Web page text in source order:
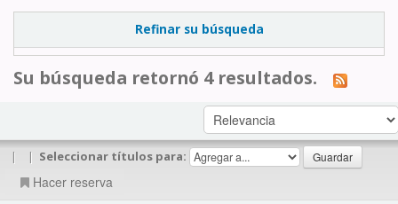
Refinar su búsqueda
Su búsqueda retornó 4 resultados.
| | Seleccionar títulos para:
Hacer reserva